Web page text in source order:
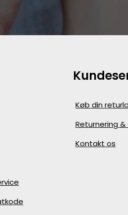
Køb din
Returnering
Kontakt os